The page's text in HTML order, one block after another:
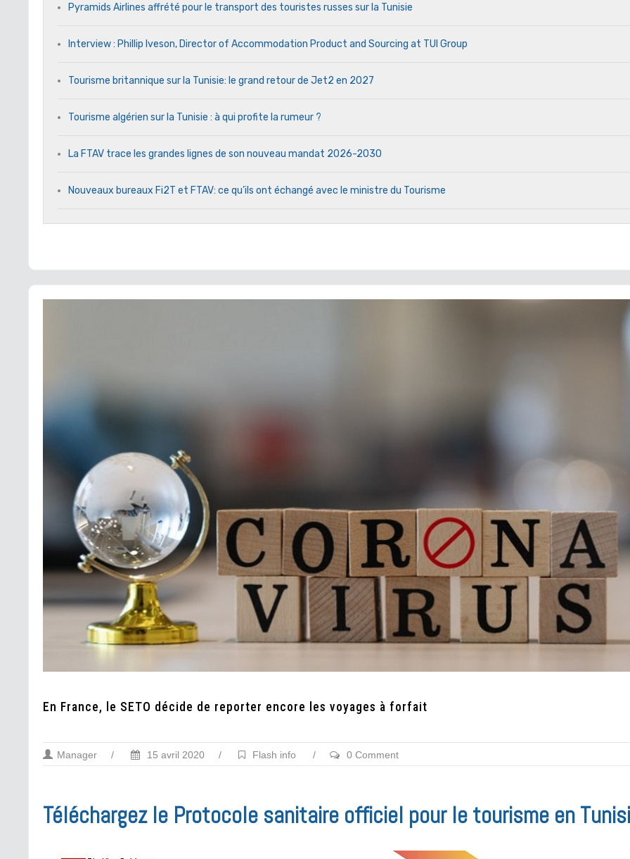
Pyramids Airlines affrété pour le transport des touristes russes sur la Tunisie
Interview : Phillip Iveson, Director of Accommodation Product and Sourcing at TUI Group
Tourisme britannique sur la Tunisie: le grand retour de Jet2 en 2027
Tourisme algérien sur la Tunisie : à qui profite la rumeur ?
La FTAV trace les grandes lignes de son nouveau mandat 2026-2030
Nouveaux bureaux Fi2T et FTAV: ce qu’ils ont échangé avec le ministre du Tourisme
En France, le SETO décide de reporter encore les voyages à forfait
Manager / 15 avril 2020 / Flash info / 0 Comment
Téléchargez le Protocole sanitaire officiel pour le tourisme en